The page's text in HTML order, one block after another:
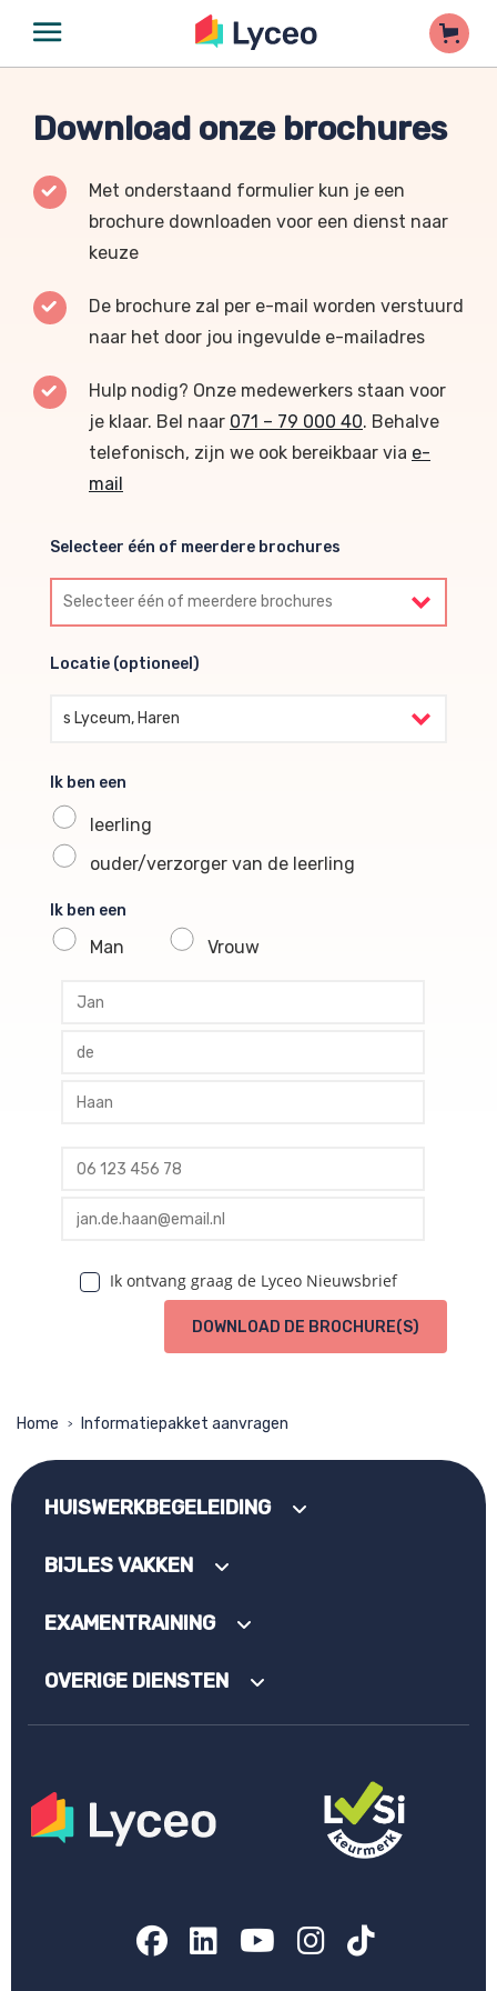
Download onze brochures
Met onderstaand formulier kun je een
brochure downloaden voor een dienst naar
keuze
De brochure zal per e-mail worden verstuurd
naar het door jou ingevulde e-mailadres
Hulp nodig? Onze medewerkers staan voor
je klaar. Bel naar 071 – 79 000 40. Behalve
telefonisch, zijn we ook bereikbaar via e-
mail
Selecteer één of meerdere brochures
Selecteer één of meerdere brochures
Locatie (optioneel)
Locatie (optioneel)
s Lyceum, Haren
Ik ben een
leerling
ouder/verzorger van de leerling
Ik ben een
Man Vrouw
profile voornaam
profile tussenvoegsel
profile achternaam
profile telefoon
profile email
Ik ontvang graag de Lyceo Nieuwsbrief
DOWNLOAD DE BROCHURE(S)
Home > Informatiepakket aanvragen
HUISWERKBEGELEIDING
BIJLES VAKKEN
EXAMENTRAINING
OVERIGE DIENSTEN
Facebook
LinkedIn
YouTube
Instagram
TikTok